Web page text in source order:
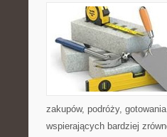
zakupów, podróży,
wspierających bardziej